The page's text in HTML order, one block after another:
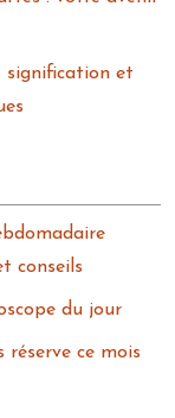
signification et
conseils
du jour
réserve ce mois